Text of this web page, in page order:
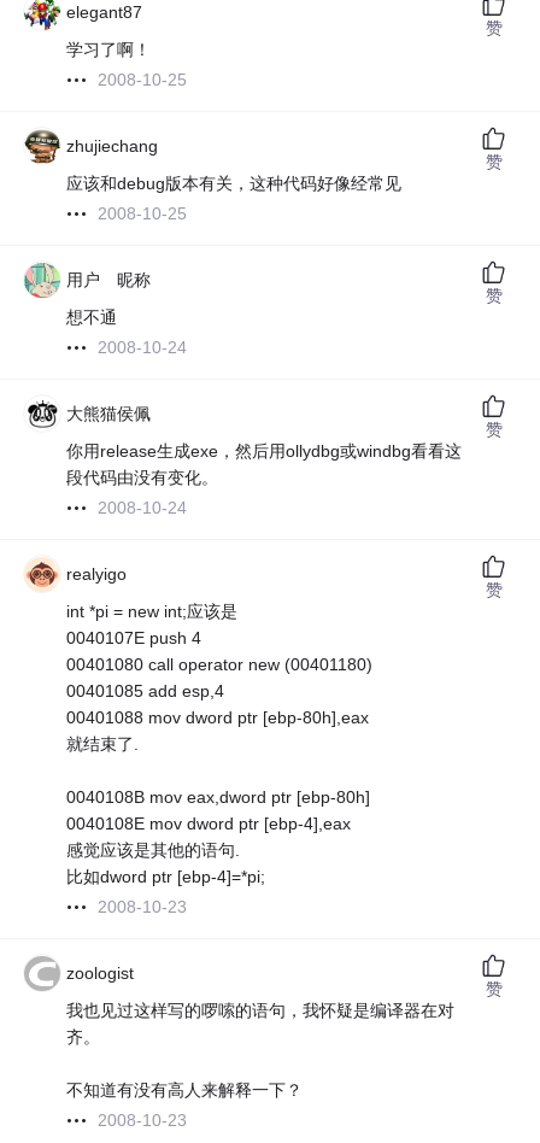
elegant87
学习了啊！
2008-10-25
赞
zhujiechang
应该和debug版本有关，这种代码好像经常见
2008-10-25
赞
用户 昵称
想不通
2008-10-24
赞
大熊猫侯佩
你用release生成exe，然后用ollydbg或windbg看看这
段代码由没有变化。
2008-10-24
赞
realyigo
int *pi = new int;应该是
0040107E push 4
00401080 call operator new (00401180)
00401085 add esp,4
00401088 mov dword ptr [ebp-80h],eax
就结束了.
0040108B mov eax,dword ptr [ebp-80h]
0040108E mov dword ptr [ebp-4],eax
感觉应该是其他的语句.
比如dword ptr [ebp-4]=*pi;
2008-10-23
赞
zoologist
我也见过这样写的啰嗦的语句，我怀疑是编译器在对
齐。
不知道有没有高人来解释一下？
2008-10-23
赞